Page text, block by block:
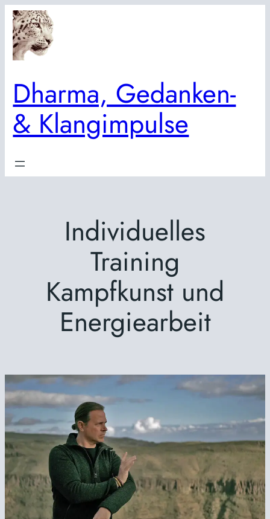
Zum
Inhalt
springen
Dharma, Gedanken-
& Klangimpulse
Individuelles
Training
Kampfkunst und
Energiearbeit